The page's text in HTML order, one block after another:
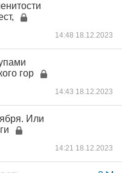
14:48 18.12.2023
гор
14:43 18.12.2023
Или
14:21 18.12.2023